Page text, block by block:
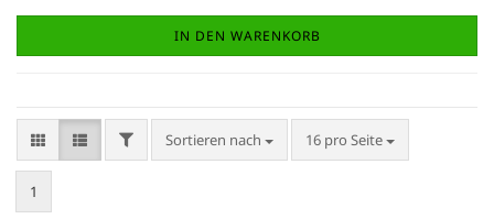
IN DEN WARENKORB
FILTERSortieren nach
Sortieren nach 16 pro Seite
pro Seite
1